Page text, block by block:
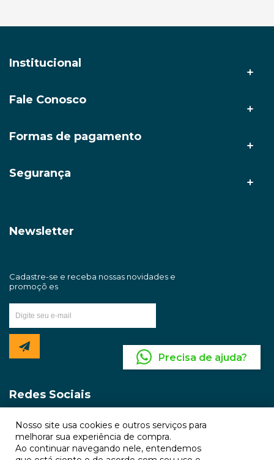
Nosso site usa cookies e outros serviços para
melhorar sua experiência de compra.
Ao continuar navegando nele, entendemos
Institucional
A AMZ Tech
Politica de Privacidade
Termos e Condições
Fale Conosco
(92) 98633-2878
Seg a Sex: 8h às 17:30
Formas de pagamento
Segurança
Newsletter
Redes Sociais
Precisa de ajuda?